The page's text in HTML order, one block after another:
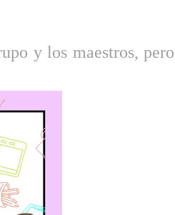
y los maestros, pero